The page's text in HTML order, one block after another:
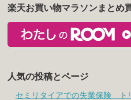
楽天お買い物マラソンまとめ
人気の投稿とページ
セミリタイアでの失業保険 ト